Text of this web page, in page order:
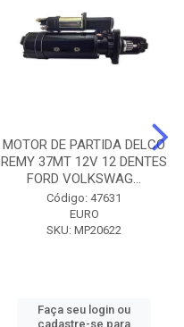
MOTOR DE PARTIDA DELCO
REMY 37MT 12V 12 DENTES
FORD VOLKSWAG...
Código: 47631
EURO
SKU: MP20622
Faça seu login ou
cadastre-se para